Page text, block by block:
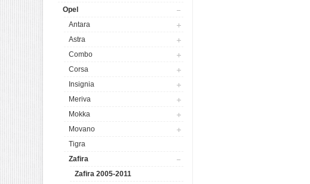
Opel
Antara
Astra
Combo
Corsa
Insignia
Meriva
Mokka
Movano
Tigra
Zafira
Zafira 2005-2011